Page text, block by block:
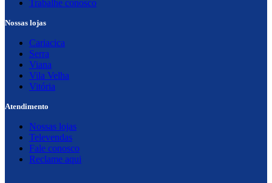
Trabalhe conosco
Nossas lojas
Cariacica
Serra
Viana
Vila Velha
Vitória
Atendimento
Nossas lojas
Televendas
Fale conosco
Reclame aqui